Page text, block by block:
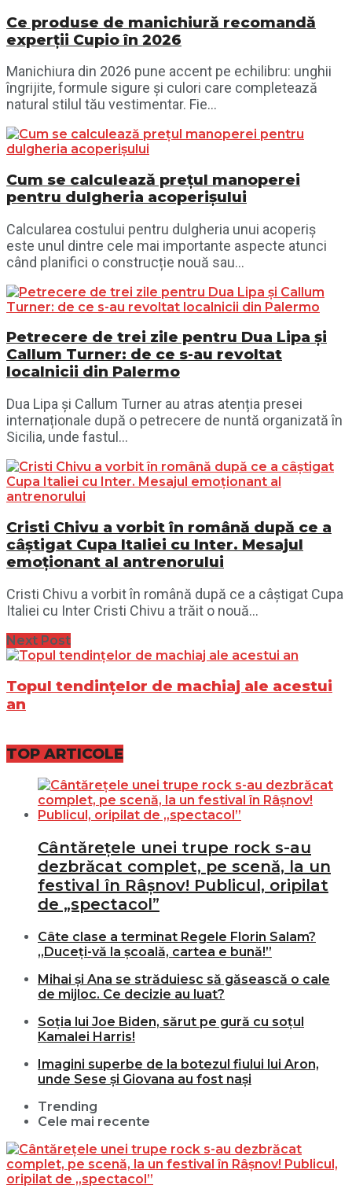
Ce produse de manichiură recomandă
experții Cupio în 2026
Manichiura din 2026 pune accent pe echilibru: unghii
îngrijite, formule sigure și culori care completează
natural stilul tău vestimentar. Fie...
Cum se calculează prețul manoperei
pentru dulgheria acoperișului
Calcularea costului pentru dulgheria unui acoperiș
este unul dintre cele mai importante aspecte atunci
când planifici o construcție nouă sau...
Petrecere de trei zile pentru Dua Lipa și
Callum Turner: de ce s-au revoltat
localnicii din Palermo
Dua Lipa și Callum Turner au atras atenția presei
internaționale după o petrecere de nuntă organizată în
Sicilia, unde fastul...
Cristi Chivu a vorbit în română după ce a
câștigat Cupa Italiei cu Inter. Mesajul
emoționant al antrenorului
Cristi Chivu a vorbit în română după ce a câștigat Cupa
Italiei cu Inter Cristi Chivu a trăit o nouă...
Next Post
Topul tendințelor de machiaj ale acestui
an
TOP ARTICOLE
Cântărețele unei trupe rock s-au
dezbrăcat complet, pe scenă, la un
festival în Râșnov! Publicul, oripilat
de „spectacol”
Câte clase a terminat Regele Florin Salam?
„Duceți-vă la școală, cartea e bună!”
Mihai și Ana se străduiesc să găsească o cale
de mijloc. Ce decizie au luat?
Soția lui Joe Biden, sărut pe gură cu soțul
Kamalei Harris!
Imagini superbe de la botezul fiului lui Aron,
unde Sese și Giovana au fost nași
Trending
Cele mai recente